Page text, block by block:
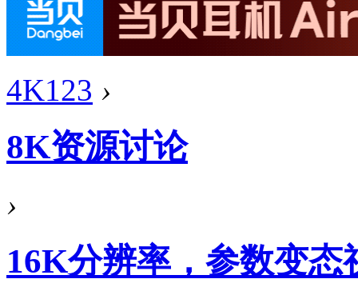
4K123 ›
8K资源讨论
›
16K分辨率，参数变